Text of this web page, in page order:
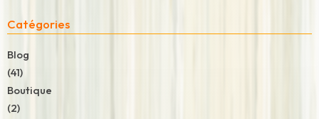
Catégories
Blog
(41)
Boutique
(2)